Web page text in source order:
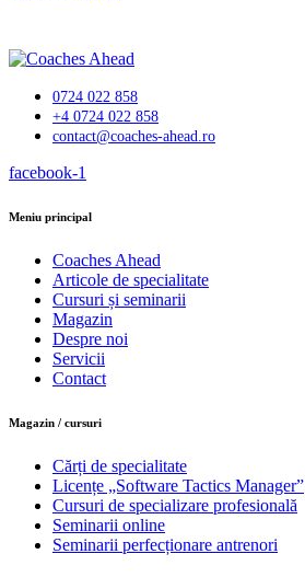
0724 022 858
+4 0724 022 858
contact@coaches-ahead.ro
facebook-1
Meniu principal
Coaches Ahead
Articole de specialitate
Cursuri și seminarii
Magazin
Despre noi
Servicii
Contact
Magazin / cursuri
Cărți de specialitate
Licențe „Software Tactics Manager”
Cursuri de specializare profesională
Seminarii online
Seminarii perfecționare antrenori